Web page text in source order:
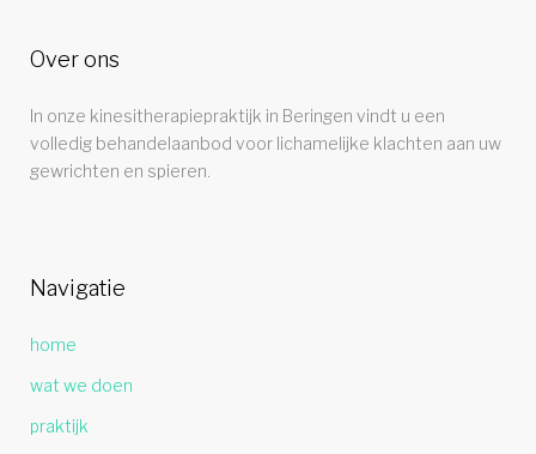
Over ons
In onze kinesitherapiepraktijk in Beringen vindt u een
volledig behandelaanbod voor lichamelijke klachten aan uw
gewrichten en spieren.
Navigatie
home
wat we doen
praktijk